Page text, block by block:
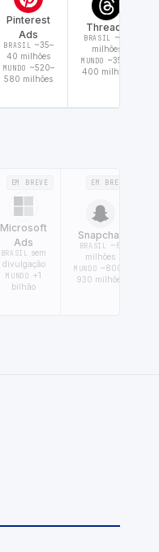
Pinterest
Ads
BRASIL ~35–
40 milhões
MUNDO ~520–
580 milhões
Threads
BRASIL ~35
milhões
MUNDO ~350–
400 milhões
EM BREVE
Microsoft
Ads
BRASIL sem
divulgação
MUNDO +1
bilhão
EM BREVE
Snapchat
BRASIL
~6
milhões
MUNDO ~800–
930 milhões